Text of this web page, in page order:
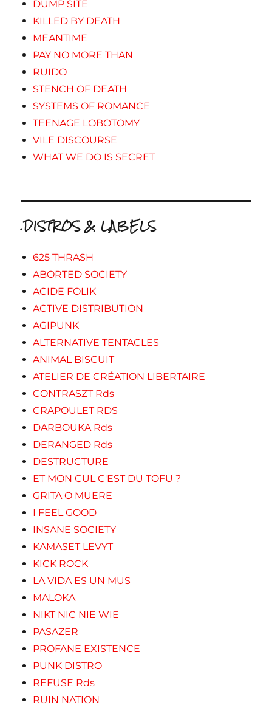
DUMP SITE
KILLED BY DEATH
MEANTIME
PAY NO MORE THAN
RUIDO
STENCH OF DEATH
SYSTEMS OF ROMANCE
TEENAGE LOBOTOMY
VILE DISCOURSE
WHAT WE DO IS SECRET
.DISTROS & LABELS
625 THRASH
ABORTED SOCIETY
ACIDE FOLIK
ACTIVE DISTRIBUTION
AGIPUNK
ALTERNATIVE TENTACLES
ANIMAL BISCUIT
ATELIER DE CRÉATION LIBERTAIRE
CONTRASZT Rds
CRAPOULET RDS
DARBOUKA Rds
DERANGED Rds
DESTRUCTURE
ET MON CUL C'EST DU TOFU ?
GRITA O MUERE
I FEEL GOOD
INSANE SOCIETY
KAMASET LEVYT
KICK ROCK
LA VIDA ES UN MUS
MALOKA
NIKT NIC NIE WIE
PASAZER
PROFANE EXISTENCE
PUNK DISTRO
REFUSE Rds
RUIN NATION